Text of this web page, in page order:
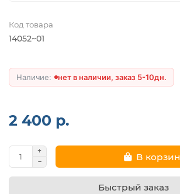
Код товара
14052~01
нет в наличии, заказ 5-10дн.
2 400 р.
В
Быстрый заказ